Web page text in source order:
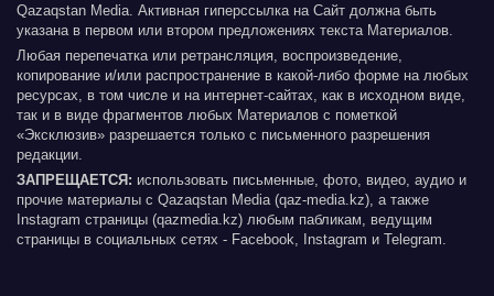
Qazaqstan Media. Активная гиперссылка на Сайт должна быть
указана в первом или втором предложениях текста Материалов.
Любая перепечатка или ретрансляция, воспроизведение,
копирование и/или распространение в какой-либо форме на любых
ресурсах, в том числе и на интернет-сайтах, как в исходном виде,
так и в виде фрагментов любых Материалов с пометкой
«Эксклюзив» разрешается только с письменного разрешения
редакции.
ЗАПРЕЩАЕТСЯ: использовать письменные, фото, видео, аудио и
прочие материалы с Qazaqstan Media (qaz-media.kz), а также
Instagram страницы (qazmedia.kz) любым пабликам, ведущим
страницы в социальных сетях - Facebook, Instagram и Telegram.